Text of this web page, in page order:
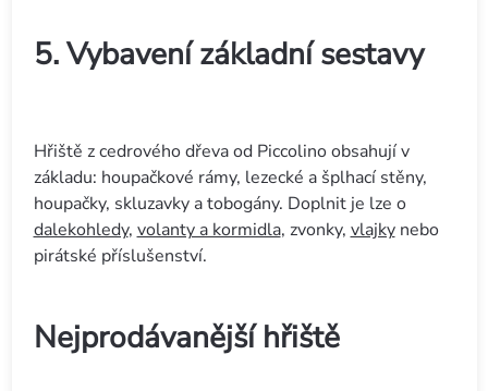
5. Vybavení základní sestavy
Hřiště z cedrového dřeva od Piccolino obsahují v
základu: houpačkové rámy, lezecké a šplhací stěny,
houpačky, skluzavky a tobogány. Doplnit je lze o
dalekohledy, volanty a kormidla, zvonky, vlajkynebo
pirátské příslušenství.
Nejprodávanější hřiště